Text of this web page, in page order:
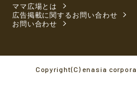
ママ広場とは
広告掲載に関するお問い合わせ
お問い合わせ
Copyright(C) enasia